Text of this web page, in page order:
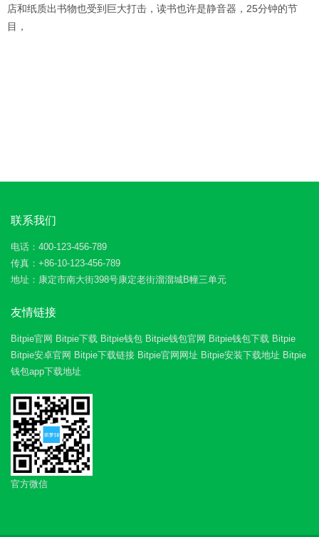
店和纸质出书物也受到巨大打击，读书也许是静音器，25分钟的节
目，
联系我们
电话：400-123-456-789
传真：+86-10-123-456-789
地址：康定市南大街398号康定老街溜溜城B幢三单元
友情链接
Bitpie官网 Bitpie下载 Bitpie钱包 Bitpie钱包官网 Bitpie钱包下载 Bitpie
Bitpie安卓官网 Bitpie下载链接 Bitpie官网网址 Bitpie安装下载地址 Bitpie
钱包app下载地址
官方微信